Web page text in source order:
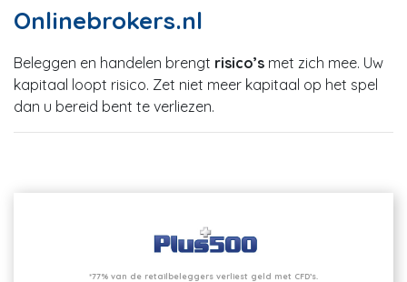
Onlinebrokers.nl
Beleggen en handelen brengt risico’s met zich mee. Uw
kapitaal loopt risico. Zet niet meer kapitaal op het spel
dan u bereid bent te verliezen.
*77% van de retailbeleggers verliest geld met CFD’s.